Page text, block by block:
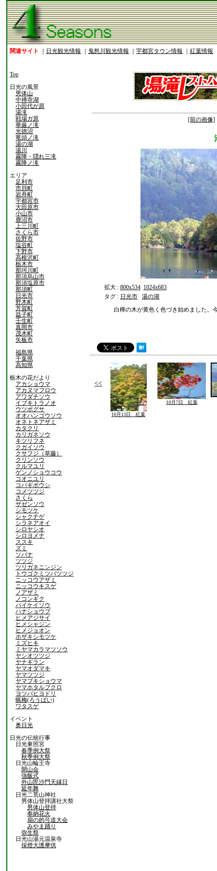
関連サイト 日光観光情報 鬼怒川観光情報 宇都宮タウン情報 紅葉情報
Top
日光の風景
男体山
中禅寺湖
小田代が原
湯滝
戦場ガ原
華厳ノ滝
光徳沼
竜頭ノ滝
湯の湖
湯川
霧降・隠れ三滝
霧降ノ滝
エリア
足利市
市貝町
岩舟町
宇都宮市
大田原市
小山市
鹿沼市
上三川町
さくら市
佐野市
塩谷町
下野市
高根沢町
栃木市
那珂川町
那須烏山市
那須塩原市
那須町
日光市
野木町
芳賀町
益子町
壬生町
真岡市
茂木町
矢板市
福島県
千葉県
高知県
栃木の花だより
アカショウマ
アカヌマフロウ
アワダチソウ
イブキトラノオ
ウツボグサ
オオハンゴウソウ
オネトネアザミ
カタクリ
カリガネソウ
キツリフネ
クガイソウ
クサフジ（草藤）
クリンソウ
クルマユリ
ゲンノショウコウ
コオニユリ
コバギボウシ
コメツツジ
さくら
ザゼンソウ
シモツケ
シャクナゲ
シラネアオイ
シロヤシオ
シロヨメナ
ススキ
ズミ
ソバナ
ツツジ
ツリガネニンジン
トウゴクミツバツツジ
ニッコウアザミ
ニッコウキスゲ
ノアザミ
ノコンギク
バイケイソウ
ハナショウブ
ヒメアジサイ
ヒメシャジン
ヒメジョオン
ホザキシモツケ
ミズヒキ
ミヤマカラマツソウ
ヤシオツツジ
ヤナギラン
ヤマオダマキ
ヤマツツジ
ヤマブキショウマ
ヤマホタルブクロ
ヨツバヒヨドリ
蝋梅(ろうばい)
ワタスゲ
イベント
奥日光
日光の伝統行事
日光東照宮
春季例大祭
秋季例大祭
日光山輪王寺
開山会
強飯式
外山毘沙門天縁日
延年舞
日光二荒山神社
男体山登拝講社大祭
男体山登拝
奉納花火
扇の的弓道大会
みやま踊り
弥生祭
日光山湯元温泉寺
採燈大護摩供
[前の画像]
拡大 : 800x534 1024x683
タグ : 日光市
湯の湖
白樺の木が黄色く色づき始めました。
<<
10月13日 紅葉
10月7日 紅葉